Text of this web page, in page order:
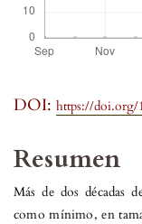
DOI: https://doi.org/
Resumen
Más de dos décadas
como mínimo, en